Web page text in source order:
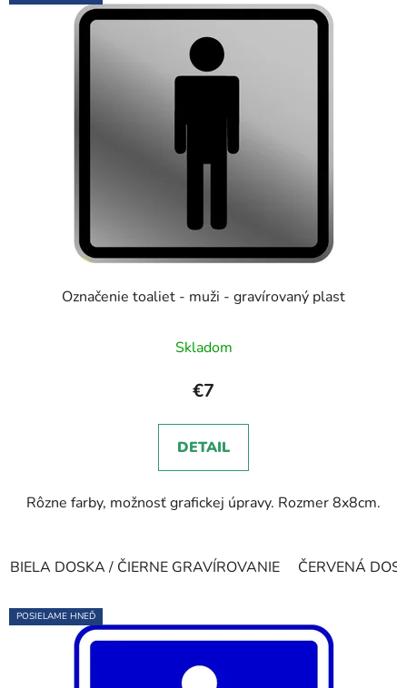
Označenie toaliet - muži - gravírovaný plast
Skladom
€7
DETAIL
Rôzne farby, možnosť grafickej úpravy. Rozmer 8x8cm.
BIELA DOSKA / ČIERNE GRAVÍROVANIE ČERVENÁ
POSIELAME HNEĎ